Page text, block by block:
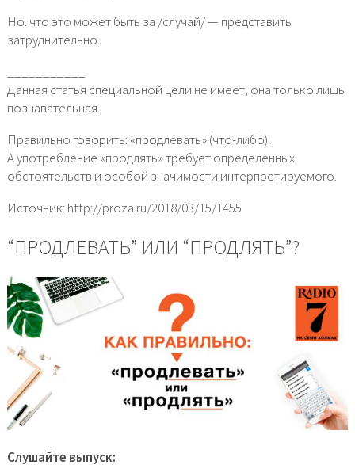
Но. что это может быть за /случай/ — представить
затруднительно.
Данная статья специальной цели не имеет, она только лишь
познавательная.
Правильно говорить: «продлевать» (что-либо).
А употребление «продлять» требует определенных
обстоятельств и особой значимости интерпретируемого.
Источник: http://proza.ru/2018/03/15/1455
“ПРОДЛЕВАТЬ” ИЛИ “ПРОДЛЯТЬ”?
Слушайте выпуск: